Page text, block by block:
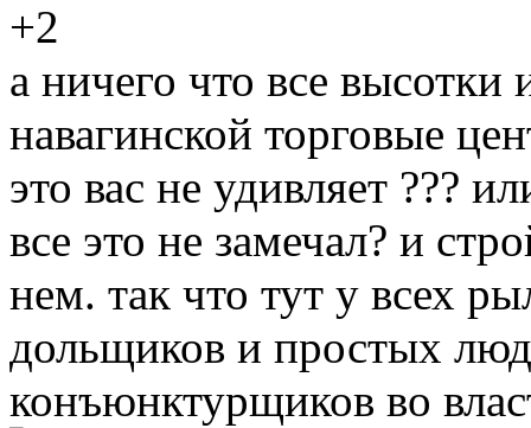
+2
а ничего что все
навагинской торговые
это вас не удивляет ???
все это не замечал? и
нем. так что тут у всех
дольщиков и простых
конъюнктурщиков во